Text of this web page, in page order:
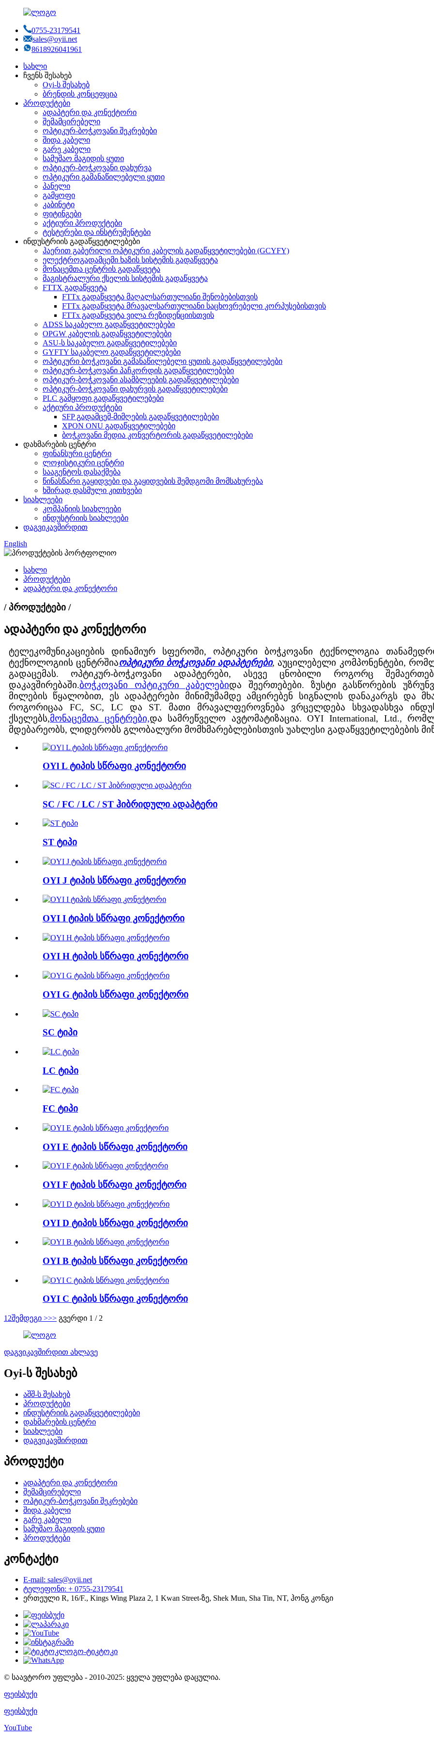
0755-23179541
sales@oyii.net
8618926041961
სახლი
ჩვენს შესახებ
Oyi-ს შესახებ
ბრენდის კონცეფცია
პროდუქტები
ადაპტერი და კონექტორი
შემამცირებელი
ოპტიკურ-ბოჭკოვანი შეკრებები
შიდა კაბელი
გარე კაბელი
სამუშაო მაგიდის ყუთი
ოპტიკურ-ბოჭკოვანი დახურვა
ოპტიკური გამანაწილებელი ყუთი
პანელი
გამყოფი
კაბინეტი
ფიტინგები
აქტიური პროდუქტები
ტესტერები და ინსტრუმენტები
ინდუსტრიის გადაწყვეტილებები
ჰაერით გაბერილი ოპტიკური კაბელის გადაწყვეტილებები (GCYFY)
ელექტროგადამცემი ხაზის სისტემის გადაწყვეტა
მონაცემთა ცენტრის გადაწყვეტა
მაგისტრალური ქსელის სისტემის გადაწყვეტა
FTTX გადაწყვეტა
FTTx გადაწყვეტა მაღალსართულიანი შენობებისთვის
FTTx გადაწყვეტა მრავალსართულიანი საცხოვრებელი კორპუსებისთვის
FTTx გადაწყვეტა ვილა რეზიდენციისთვის
ADSS საკაბელო გადაწყვეტილებები
OPGW კაბელის გადაწყვეტილებები
ASU-ს საკაბელო გადაწყვეტილებები
GYFTY საკაბელო გადაწყვეტილებები
ოპტიკური ბოჭკოვანი გამანაწილებელი ყუთის გადაწყვეტილებები
ოპტიკურ-ბოჭკოვანი პაჩკორდის გადაწყვეტილებები
ოპტიკურ-ბოჭკოვანი ასამბლეების გადაწყვეტილებები
ოპტიკურ-ბოჭკოვანი დახურვის გადაწყვეტილებები
PLC გამყოფი გადაწყვეტილებები
აქტიური პროდუქტები
SFP გადამცემ-მიმღების გადაწყვეტილებები
XPON ONU გადაწყვეტილებები
ბოჭკოვანი მედია კონვერტორის გადაწყვეტილებები
დახმარების ცენტრი
ფინანსური ცენტრი
ლოჯისტიკური ცენტრი
სააგენტოს დასაქმება
წინასწარი გაყიდვები და გაყიდვების შემდგომი მომსახურება
ხშირად დასმული კითხვები
სიახლეები
კომპანიის სიახლეები
ინდუსტრიის სიახლეები
დაგვიკავშირდით
English
სახლი
პროდუქტები
ადაპტერი და კონექტორი
/ პროდუქტები /
ადაპტერი და კონექტორი
ტელეკომუნიკაციების დინამიურ სფეროში, ოპტიკური ბოჭკოვანი ტექნოლოგია
ტექნოლოგიის ცენტრშიაოპტიკური ბოჭკოვანი ადაპტერები, აუცილებელი კომპონენტები,
გადაცემას. ოპტიკურ-ბოჭკოვანი ადაპტერები, ასევე ცნობილი როგორც
დაკავშირებაში.ბოჭკოვანი ოპტიკური კაბელებიდა შეერთებები. ზუსტი გასწორების
მილების წყალობით, ეს ადაპტერები მინიმუმამდე ამცირებენ სიგნალის დანაკარგს და
როგორიცაა FC, SC, LC და ST. მათი მრავალფეროვნება ვრცელდება სხვადასხვა
ქსელებს,მონაცემთა ცენტრები,და სამრეწველო ავტომატიზაცია. OYI International, Ltd.,
მდებარეობს, ლიდერობს გლობალური მომხმარებლებისთვის უახლესი გადაწყვეტილებების
OYl L ტიპის სწრაფი კონექტორი
SC / FC / LC / ST ჰიბრიდული ადაპტერი
ST ტიპი
OYI J ტიპის სწრაფი კონექტორი
OYI I ტიპის სწრაფი კონექტორი
OYI H ტიპის სწრაფი კონექტორი
OYI G ტიპის სწრაფი კონექტორი
SC ტიპი
LC ტიპი
FC ტიპი
OYI E ტიპის სწრაფი კონექტორი
OYI F ტიპის სწრაფი კონექტორი
OYI D ტიპის სწრაფი კონექტორი
OYI B ტიპის სწრაფი კონექტორი
OYI C ტიპის სწრაფი კონექტორი
1 2შემდეგი >>> გვერდი 1 / 2
დაგვიკავშირდით ახლავე
Oyi-ს შესახებ
აშშ-ს შესახებ
პროდუქტები
ინდუსტრიის გადაწყვეტილებები
დახმარების ცენტრი
სიახლეები
დაგვიკავშირდით
პროდუქტი
ადაპტერი და კონექტორი
შემამცირებელი
ოპტიკურ-ბოჭკოვანი შეკრებები
შიდა კაბელი
გარე კაბელი
სამუშაო მაგიდის ყუთი
პროდუქტები
კონტაქტი
E-mail: sales@oyii.net
ტელეფონი: + 0755-23179541
ერთეული R, 16/F., Kings Wing Plaza 2, 1 Kwan Street-ზე, Shek Mun, Sha Tin, NT, ჰონგ კონგი
© საავტორო უფლება - 2010-2025: ყველა უფლება დაცულია.
ფეისბუქი
ფეისბუქი
YouTube